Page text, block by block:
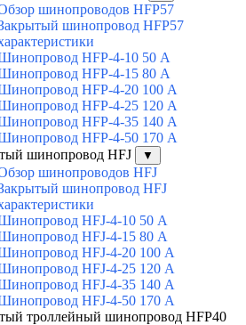
шинопроводов HFP57
шинопровод HFP57
HFP-4-10 50 А
HFP-4-15 80 А
HFP-4-20 100 А
HFP-4-25 120 А
HFP-4-35 140 А
HFP-4-50 170 А
шинопровод HFJ
▼
шинопроводов HFJ
шинопровод HFJ
HFJ-4-10 50 А
HFJ-4-15 80 А
HFJ-4-20 100 А
HFJ-4-25 120 А
HFJ-4-35 140 А
HFJ-4-50 170 А
троллейный шинопровод HFP40